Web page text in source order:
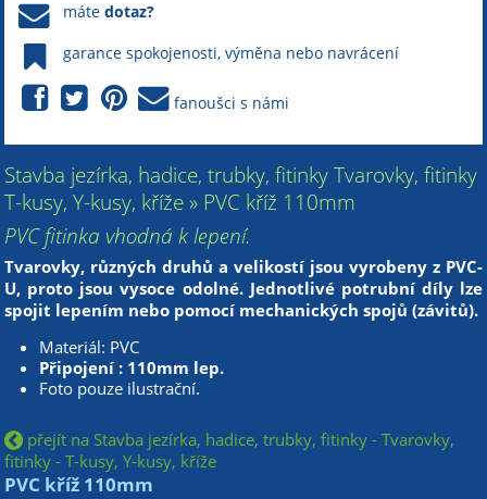
mátedotaz?
garance spokojenosti, výměna nebo navrácení
fanoušci s námi
Stavba jezírka, hadice, trubky, fitinky Tvarovky, fitinky
T-kusy, Y-kusy, kříže » PVC kříž 110mm
PVC fitinka vhodná k lepení.
Tvarovky, různých druhů a velikostí jsou vyrobeny z PVC-
U, proto jsou vysoce odolné. Jednotlivé potrubní díly lze
spojit lepením nebo pomocí mechanických spojů (závitů).
Materiál: PVC
Připojení : 110mm lep.
Foto pouze ilustrační.
přejít na Stavba jezírka, hadice, trubky, fitinky - Tvarovky,
fitinky - T-kusy, Y-kusy, kříže
PVC kříž 110mm